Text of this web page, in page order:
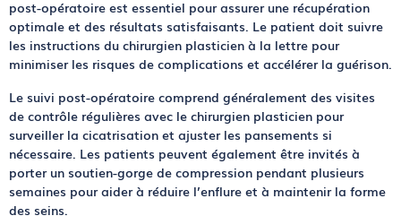
post-opératoire est essentiel pour assurer une récupération
optimale et des résultats satisfaisants. Le patient doit suivre
les instructions du chirurgien plasticien à la lettre pour
minimiser les risques de complications et accélérer la guérison.
Le suivi post-opératoire comprend généralement des visites
de contrôle régulières avec le chirurgien plasticien pour
surveiller la cicatrisation et ajuster les pansements si
nécessaire. Les patients peuvent également être invités à
porter un soutien-gorge de compression pendant plusieurs
semaines pour aider à réduire l’enflure et à maintenir la forme
des seins.